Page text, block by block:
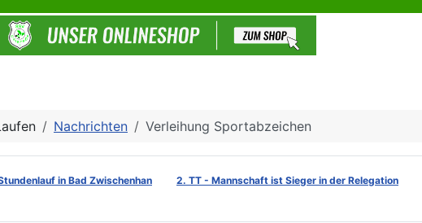
Nachrichten Verleihung Sportabzeichen
in Bad Zwischenhan 2. TT - Mannschaft ist Sieger in der Relegation